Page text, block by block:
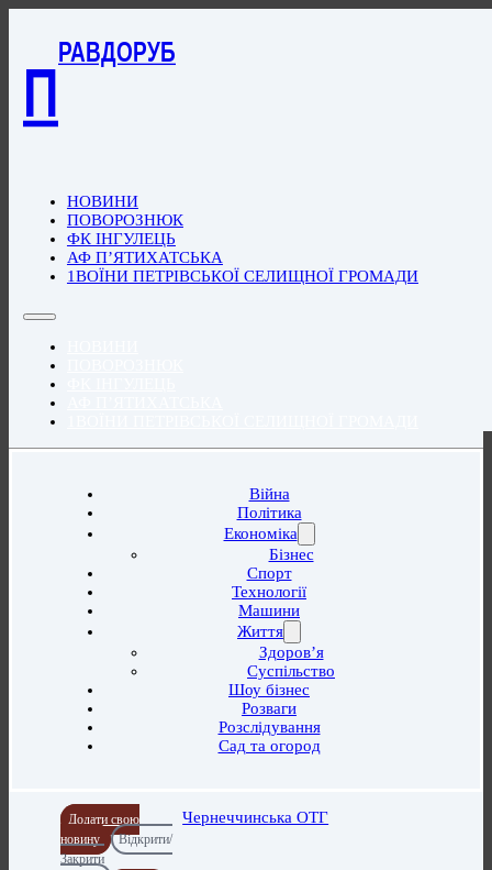
П
РАВДОРУБ
НОВИНИ
ПОВОРОЗНЮК
ФК ІНГУЛЕЦЬ
АФ П’ЯТИХАТСЬКА
1ВОЇНИ ПЕТРІВСЬКОЇ СЕЛИЩНОЇ ГРОМАДИ
Війна
Політика
Економіка
Бізнес
Спорт
Технології
Машини
Життя
Здоров’я
Суспільство
Шоу бізнес
Розваги
Розслідування
Сад та огород
Додати свою
новину
Відкрити/
Закрити
Чернеччинська ОТГ